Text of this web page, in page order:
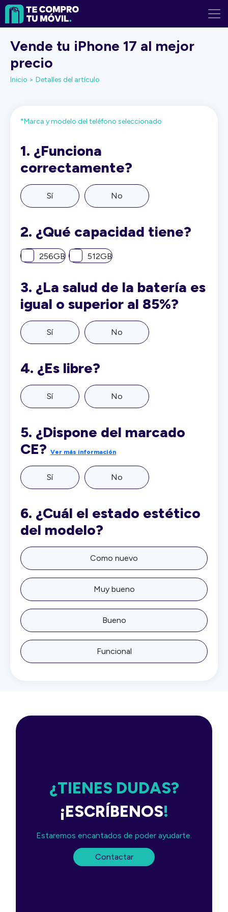
Vende tu iPhone 17 al mejor
precio
Inicio > Detalles del artículo
*Marca y modelo del teléfono seleccionado
1. ¿Funciona
correctamente?
Sí No
2. ¿Qué capacidad tiene?
256GB 512GB
3. ¿La salud de la batería es
igual o superior al 85%?
Sí No
4. ¿Es libre?
Sí No
5. ¿Dispone del marcado
CE? Ver más información
Sí No
6. ¿Cuál el estado estético
del modelo?
Como nuevo
Muy bueno
Bueno
Funcional
¿TIENES DUDAS?
¡ESCRÍBENOS!
Estaremos encantados de poder ayudarte.
Contactar